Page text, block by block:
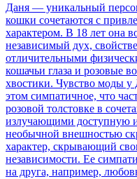
Даня — уникальный
кошки сочетаются с
характером. В 18 лет она
независимый дух,
отличительными
кошачьи глаза и розовые
хвостики. Чувство моды
этом симпатичное, что
розовой толстовке в
излучающими доступную
необычной внешностью
характер, скрывающий
независимости. Ее
на друга, например,